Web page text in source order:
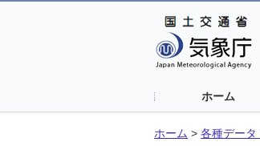
ホーム
ホーム > 各種データ